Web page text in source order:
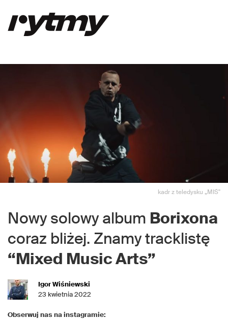
kadr z teledysku „MIŚ"
Nowy solowy album Borixona
coraz bliżej. Znamy tracklistę
“Mixed Music Arts”
Igor Wiśniewski
23 kwietnia 2022
Obserwuj nas na instagramie: